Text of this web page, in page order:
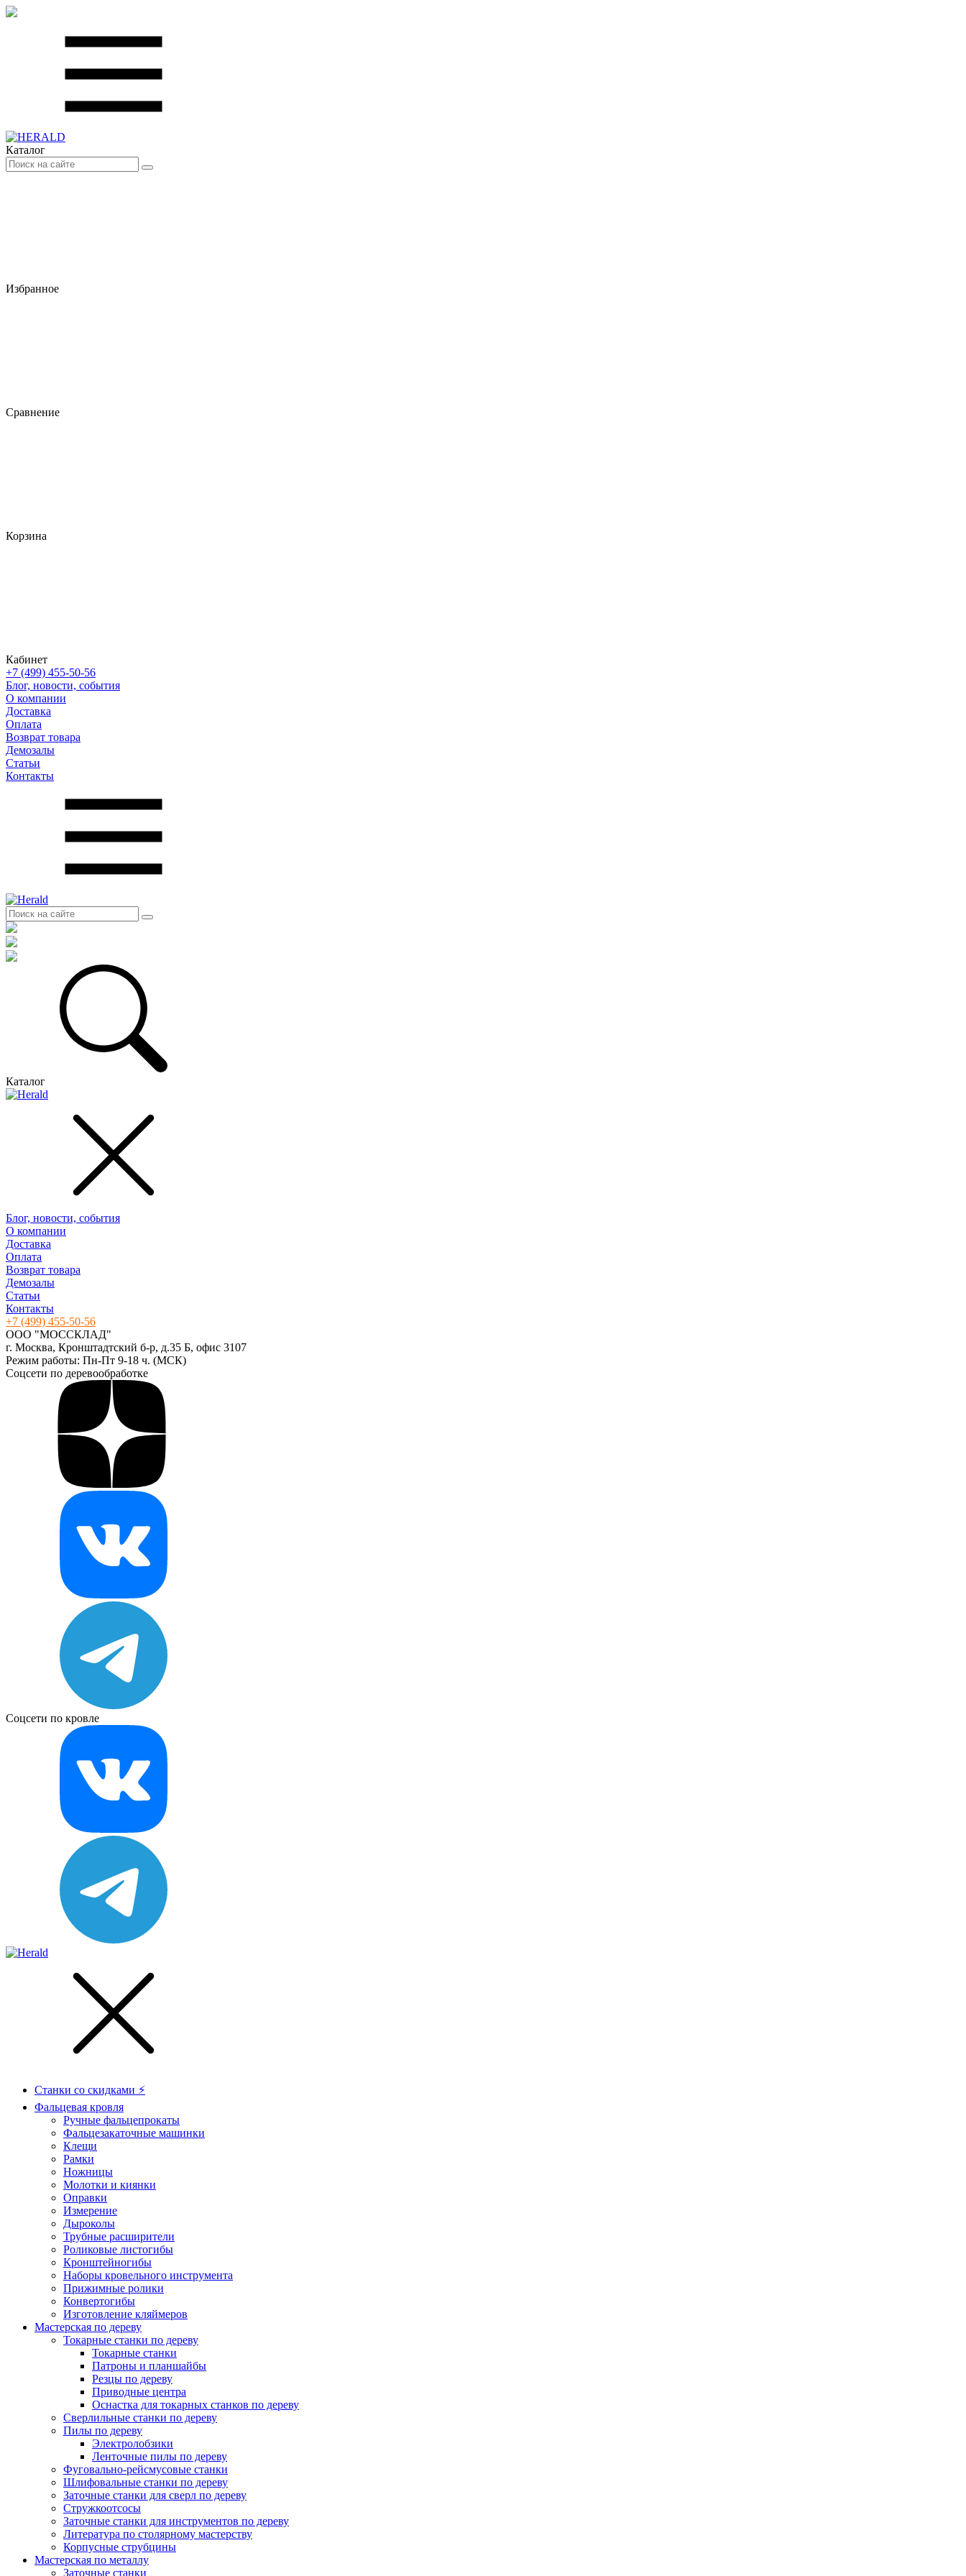
Каталог
Избранное
Сравнение
Корзина
Кабинет
+7 (499) 455-50-56
Блог, новости, события
О компании
Доставка
Оплата
Возврат товара
Демозалы
Статьи
Контакты
Каталог
Блог, новости, события
О компании
Доставка
Оплата
Возврат товара
Демозалы
Статьи
Контакты
+7 (499) 455-50-56
ООО "МОССКЛАД"
г. Москва, Кронштадтский б-р, д.35 Б, офис 3107
Режим работы: Пн-Пт 9-18 ч. (МСК)
Соцсети по деревообработке
Соцсети по кровле
Станки со скидками ⚡
Фальцевая кровля
Ручные фальцепрокаты
Фальцезакаточные машинки
Клещи
Рамки
Ножницы
Молотки и киянки
Оправки
Измерение
Дыроколы
Трубные расширители
Роликовые листогибы
Кронштейногибы
Наборы кровельного инструмента
Прижимные ролики
Конвертогибы
Изготовление кляймеров
Мастерская по дереву
Токарные станки по дереву
Токарные станки
Патроны и планшайбы
Резцы по дереву
Приводные центра
Оснастка для токарных станков по дереву
Сверлильные станки по дереву
Пилы по дереву
Электролобзики
Ленточные пилы по дереву
Фуговально-рейсмусовые станки
Шлифовальные станки по дереву
Заточные станки для сверл по дереву
Стружкоотсосы
Заточные станки для инструментов по дереву
Литература по столярному мастерству
Корпусные струбцины
Мастерская по металлу
Заточные станки